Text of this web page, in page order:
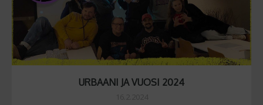
URBAANI JA VUOSI 2024